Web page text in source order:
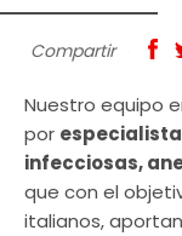
Compartir
Nuestro equipo
por
infecciosas,
que con el
italianos,